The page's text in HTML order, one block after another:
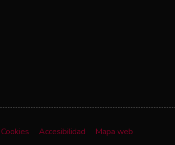
Cookies Accesibilidad Mapa web